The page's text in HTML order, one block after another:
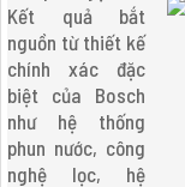
Kết quả bắt
nguồn từ thiết kế
chính xác đặc
biệt của Bosch
như hệ thống
phun nước, công
nghệ lọc, hệ